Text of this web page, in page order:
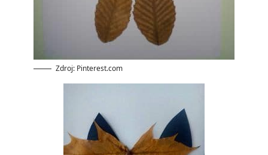
Zdroj: Pinterest.com